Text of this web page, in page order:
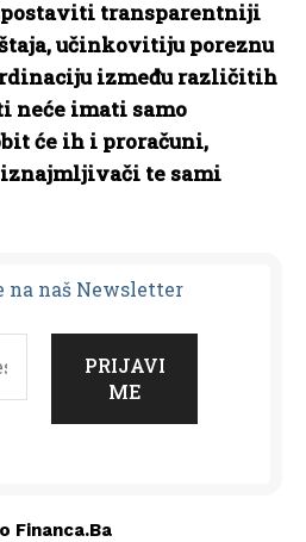
transparentniji
učinkovitiju poreznu
između različitih
neće imati samo
će ih i proračuni,
te sami
na naš Newsletter
Financa.ba